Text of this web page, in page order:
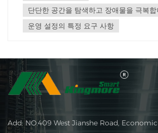
단단한 공간을 탐색하고 장애물을 극복
운영 설정의 특정 요구 사항
Add: NO.409 West Jianshe Road,